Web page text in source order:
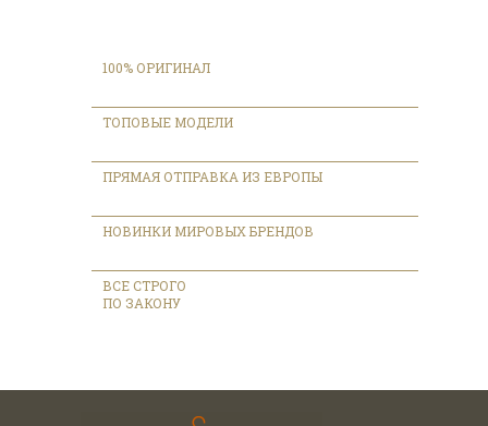
100% ОРИГИНАЛ
ТОПОВЫЕ МОДЕЛИ
ПРЯМАЯ ОТПРАВКА ИЗ ЕВРОПЫ
НОВИНКИ МИРОВЫХ БРЕНДОВ
ВСЕ СТРОГО
ПО ЗАКОНУ